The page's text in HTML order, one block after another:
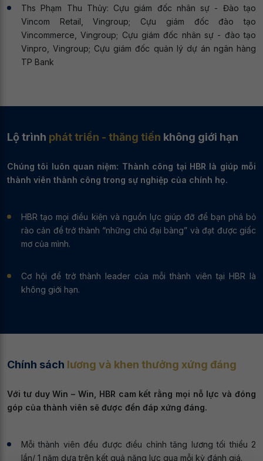
Ths Phạm Thu Thủy: Cựu giám đốc nhân sự - Đào tạo
Vincom Retail, Vingroup; Cựu giám đốc đào tạo
Vincommerce, Vingroup; Cựu giám đốc nhân sự - đào tạo
Vinpro, Vingroup; Cựu giám đốc quản lý dự án ngân hàng
TP Bank
Lộ trình phát triển - thăng tiến không giới hạn
Chúng tôi luôn quan niệm: Thành công tại HBR là giúp mỗi
thành viên thành công trong sự nghiệp của chính họ.
HBR tạo mọi điều kiện và nguồn lực giúp đỡ để bạn phá bỏ
rào cản để trở thành “những chú đại bàng” và đạt được giấc
mơ của mình.
Cơ hội để trở thành leader của mỗi thành viên tại HBR là
không giới hạn.
Chính sách lương và khen thưởng xứng đáng
Với tư duy Win – Win, HBR cam kết rằng mọi nỗ lực và đóng
góp của thành viên sẽ được đền đáp xứng đáng.
Mỗi thành viên đều được điều chỉnh tăng lương tối thiểu 2
lần/ 1 năm dựa trên kết quả năng lực qua mỗi kỳ đánh giá.